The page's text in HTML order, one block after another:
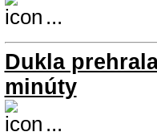
...
Dukla
minúty
...